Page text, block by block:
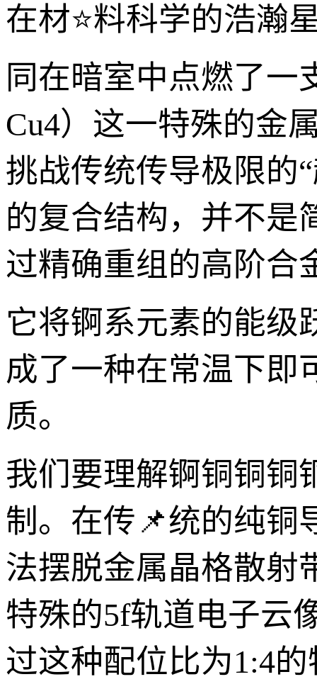
在材⭐料科学的浩瀚
同在暗室中点燃了一
Cu4）这一特殊的金
挑战传统传导极限的
的复合结构，并不是
过精确重组的高阶合
它将锕系元素的能级
成了一种在常温下即
质。
我们要理解锕铜铜铜
制。在传📌统的纯铜
法摆脱金属晶格散射
特殊的5f轨道电子云
过这种配位比为1:4